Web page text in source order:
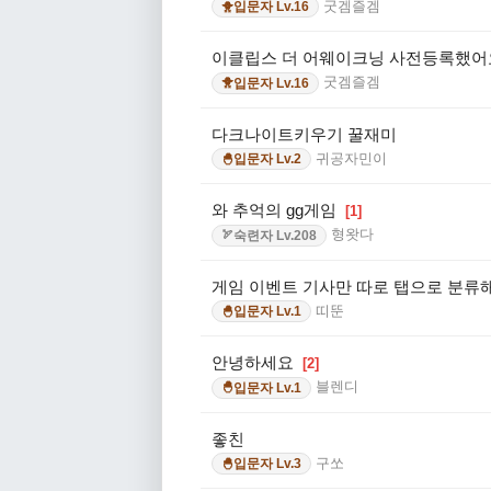
🐥입문자 Lv.16 굿겜즐겜
이클립스 더 어웨이크닝 사전등록했어
🐥입문자 Lv.16 굿겜즐겜
다크나이트키우기 꿀재미
🐣입문자 Lv.2 귀공자민이
와 추억의 gg게임 [1]
🏹숙련자 Lv.208 형왓다
게임 이벤트 기사만 따로 탭으로 분류
🐣입문자 Lv.1 띠뚠
안녕하세요 [2]
🐣입문자 Lv.1 블렌디
좋친
🐣입문자 Lv.3 구쏘